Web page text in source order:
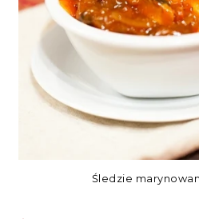
Śledzie